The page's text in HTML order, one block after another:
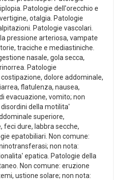
Patologie dell'orecchio e
otalgia. Patologie
Patologie vascolari.
pressione arteriosa, vampate
traciche e mediastiniche.
nasale, gola secca,
Patologie
dolore addominale,
flatulenza, nausea,
evacuazione, vomito; non
della motilita'
superiore,
dure, labbra secche,
epatobiliari. Non comune:
non nota:
epatica. Patologie della
Non comune: eruzione
ustione solare; non nota: